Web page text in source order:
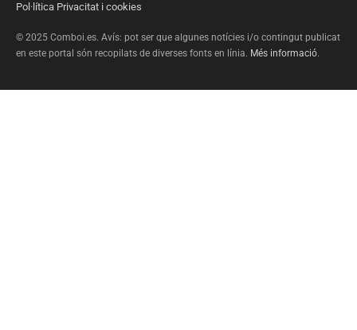
Pol·lítica Privacitat i cookies
© 2025 Comboi.es. Avís: pot ser que algunes notícies i/o contingut publicat
en este portal són recopilats de diverses fonts en línia. Més informació.